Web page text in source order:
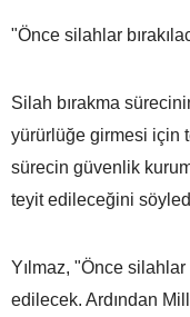
"Önce silahlar
Silah bırakma
yürürlüğe girmesi için
sürecin güvenlik
teyit edileceğini
Yılmaz, "Önce silahlar
edilecek. Ardından